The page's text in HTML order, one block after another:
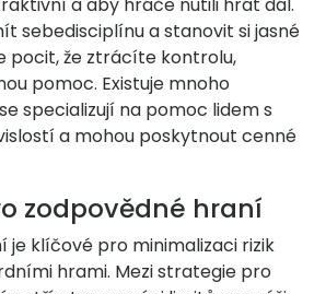
sebedisciplínu a stanovit si jasné
pocit, že ztrácíte kontrolu,
pomoc. Existuje mnoho
specializují na pomoc lidem s
a mohou poskytnout cenné
zodpovědné hraní
je klíčové pro minimalizaci rizik
hrami. Mezi strategie pro